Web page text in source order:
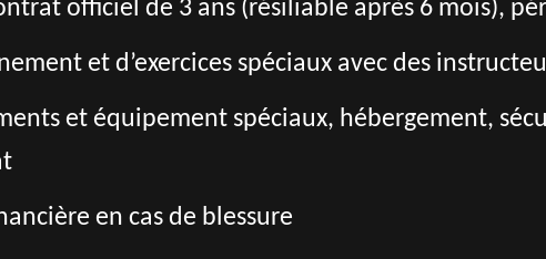
officiel de 3 ans (résiliable après 6 mois),
et d’exercices spéciaux avec des
et équipement spéciaux, hébergement,
en cas de blessure